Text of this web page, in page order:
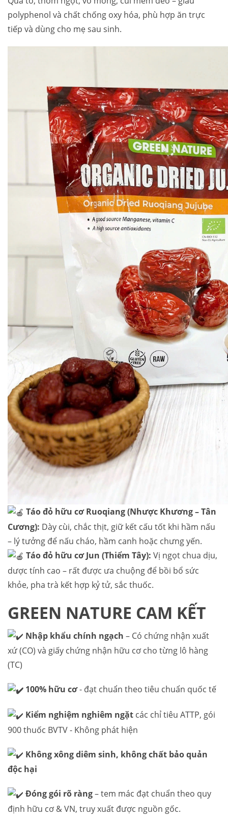
polyphenol và chất chống oxy hóa, phù hợp ăn trực
tiếp và dùng cho mẹ sau sinh.
Táo đỏ hữu cơ Ruoqiang (Nhược Khương – Tân
Cương): Dày cùi, chắc thịt, giữ kết cấu tốt khi hầm nấu
– lý tưởng để nấu cháo, hầm canh hoặc chưng yến.
Táo đỏ hữu cơ Jun (Thiểm Tây): Vị ngọt chua dịu,
dược tính cao – rất được ưa chuộng để bồi bổ sức
khỏe, pha trà kết hợp kỷ tử, sắc thuốc.
GREEN NATURE CAM KẾT
Nhập khẩu chính ngạch – Có chứng nhận xuất
xứ (CO) và giấy chứng nhận hữu cơ cho từng lô hàng
(TC)
100% hữu cơ- đạt chuẩn theo tiêu chuẩn quốc tế
Kiểm nghiệm nghiêm ngặt các chỉ tiêu ATTP, gói
900 thuốc BVTV - Không phát hiện
Không xông diêm sinh, không chất bảo quản
độc hại
Đóng gói rõ ràng– tem mác đạt chuẩn theo quy
định hữu cơ & VN, truy xuất được nguồn gốc.